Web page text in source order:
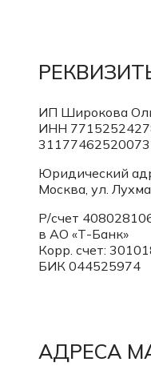
ИП Широкова
ИНН
Юридический
Москва, ул.
Р/счет
в АО «Т-Банк»
Корр. счет:
БИК 044525974
АДРЕСА